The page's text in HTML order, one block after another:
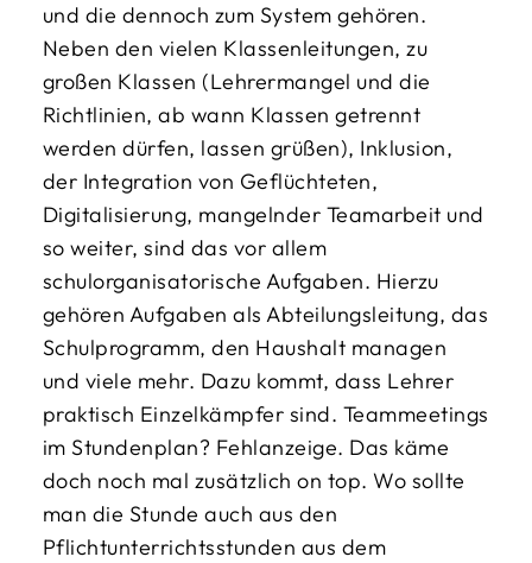
und die dennoch zum System gehören.
Neben den vielen Klassenleitungen, zu
großen Klassen (Lehrermangel und die
Richtlinien, ab wann Klassen getrennt
werden dürfen, lassen grüßen), Inklusion,
der Integration von Geflüchteten,
Digitalisierung, mangelnder Teamarbeit und
so weiter, sind das vor allem
schulorganisatorische Aufgaben. Hierzu
gehören Aufgaben als Abteilungsleitung, das
Schulprogramm, den Haushalt managen
und viele mehr. Dazu kommt, dass Lehrer
praktisch Einzelkämpfer sind. Teammeetings
im Stundenplan? Fehlanzeige. Das käme
doch noch mal zusätzlich on top. Wo sollte
man die Stunde auch aus den
Pflichtunterrichtsstunden aus dem